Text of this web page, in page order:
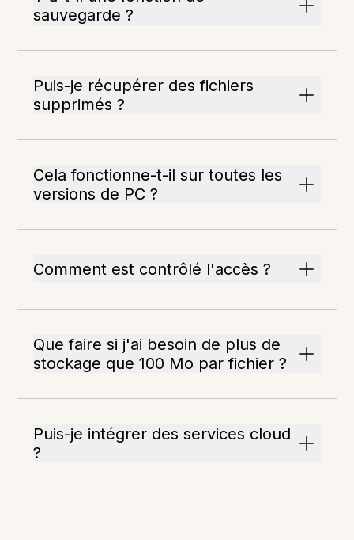
sauvegarde ?
Puis-je récupérer des fichiers
supprimés ?
Cela fonctionne-t-il sur toutes les
versions de PC ?
Comment est contrôlé l'accès ?
Que faire si j'ai besoin de plus de
stockage que 100 Mo par fichier ?
Puis-je intégrer des services cloud
?